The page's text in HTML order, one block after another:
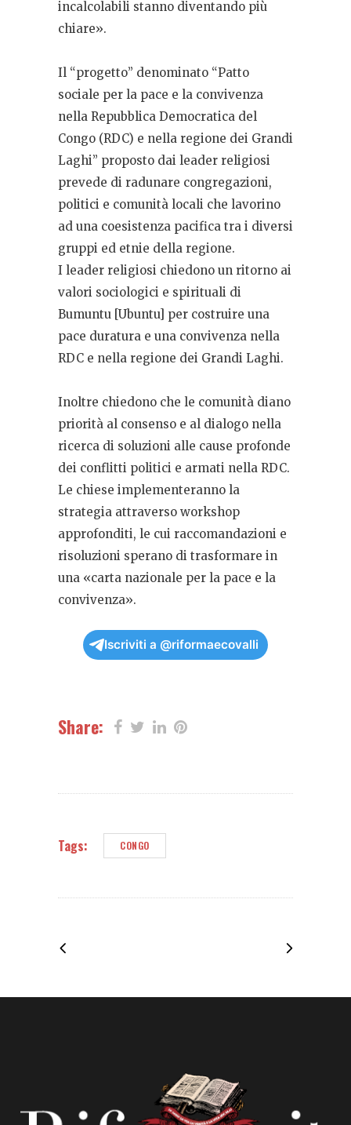
incalcolabili stanno diventando più
chiare».
Il “progetto” denominato “Patto
sociale per la pace e la convivenza
nella Repubblica Democratica del
Congo (RDC) e nella regione dei Grandi
Laghi” proposto dai leader religiosi
prevede di radunare congregazioni,
politici e comunità locali che lavorino
ad una coesistenza pacifica tra i diversi
gruppi ed etnie della regione.
I leader religiosi chiedono un ritorno ai
valori sociologici e spirituali di
Bumuntu [Ubuntu] per costruire una
pace duratura e una convivenza nella
RDC e nella regione dei Grandi Laghi.
Inoltre chiedono che le comunità diano
priorità al consenso e al dialogo nella
ricerca di soluzioni alle cause profonde
dei conflitti politici e armati nella RDC.
Le chiese implementeranno la
strategia attraverso workshop
approfonditi, le cui raccomandazioni e
risoluzioni sperano di trasformare in
una «carta nazionale per la pace e la
convivenza».
Iscriviti a @riformaecovalli
Share:
Tags: CONGO